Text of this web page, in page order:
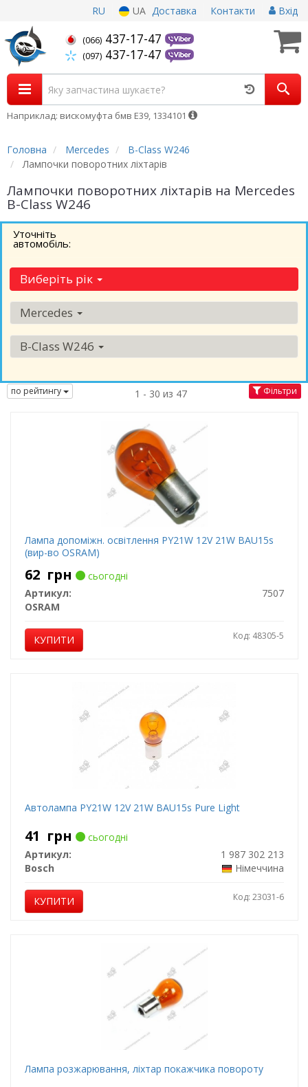
RU UA Доставка Контакти Вхід
(066) 437-17-47
(097) 437-17-47
Наприклад: вискомуфта бмв Е39, 1334101
Головна Mercedes
B-Class W246
Лампочки поворотних ліхтарів
Лампочки поворотних ліхтарів на Mercedes
B-Class W246
Уточніть
автомобіль:
Виберіть рік
Mercedes
B-Class W246
по рейтингу 1 - 30 из 47 Фільтри
Лампа допоміжн. освітлення РY21W 12V 21W ВАU15s
(вир-во OSRAM)
62 грн
сьогодні
Артикул:
7507
OSRAM
КУПИТИ Код: 48305-5
Автолампа PY21W 12V 21W BAU15s Pure Light
41 грн
сьогодні
Артикул:
1 987 302 213
Bosch
Німеччина
КУПИТИ Код: 23031-6
Лампа розжарювання, ліхтар покажчика повороту